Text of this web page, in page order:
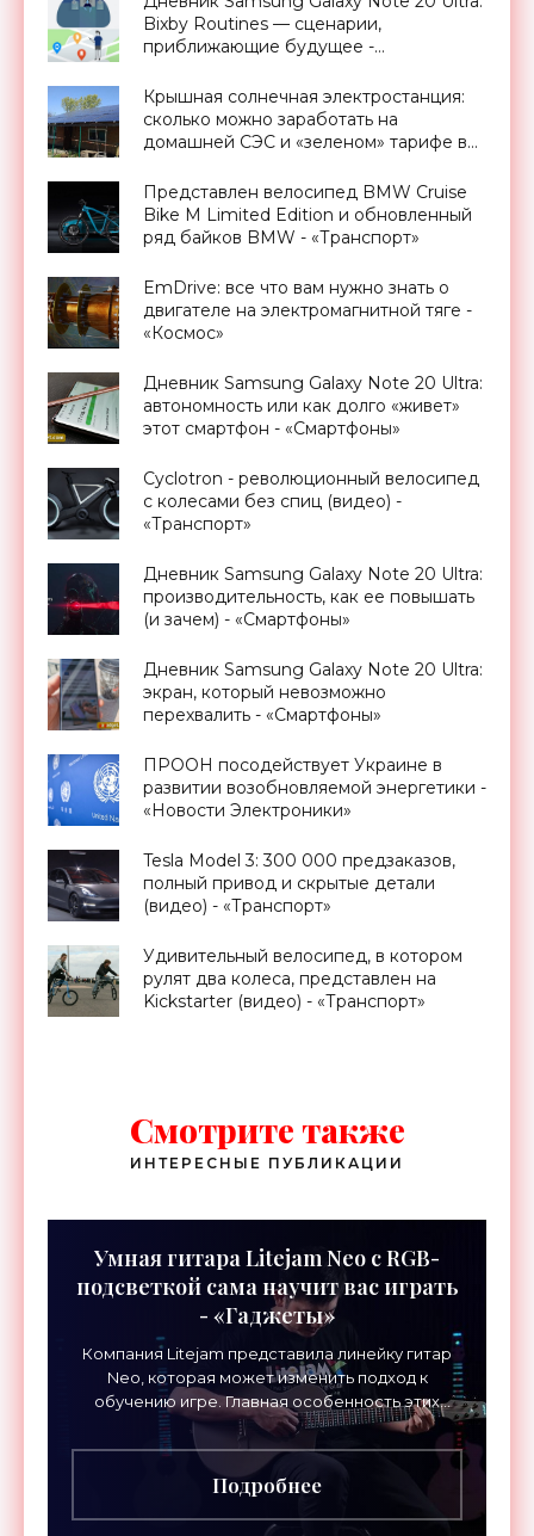
Bixby Routines — сценарии,
приближающие будущее -
Крышная солнечная электростанция:
сколько можно заработать на
домашней СЭС и «зеленом» тарифе в
Представлен велосипед BMW Cruise
Bike M Limited Edition и обновленный
ряд байков BMW - «Транспорт»
EmDrive: все что вам нужно знать о
двигателе на электромагнитной тяге -
«Космос»
Дневник Samsung Galaxy Note 20 Ultra:
автономность или как долго «живет»
этот смартфон - «Смартфоны»
Cyclotron - революционный велосипед
с колесами без спиц (видео) -
«Транспорт»
Дневник Samsung Galaxy Note 20 Ultra:
производительность, как ее повышать
(и зачем) - «Смартфоны»
Дневник Samsung Galaxy Note 20 Ultra:
экран, который невозможно
перехвалить - «Смартфоны»
ПРООН посодействует Украине в
развитии возобновляемой энергетики -
«Новости Электроники»
Tesla Model 3: 300 000 предзаказов,
полный привод и скрытые детали
(видео) - «Транспорт»
Удивительный велосипед, в котором
рулят два колеса, представлен на
Kickstarter (видео) - «Транспорт»
Смотрите также
ИНТЕРЕСНЫЕ ПУБЛИКАЦИИ
Умная гитара Litejam Neo с RGB-
подсветкой сама научит вас играть
- «Гаджеты»
Компания Litejam представила линейку гитар
Neo, которая может изменить подход к
обучению игре. Главная особенность этих
инструментов – встроенная RGB-подсветка
грифа. Светодиоды
Подробнее